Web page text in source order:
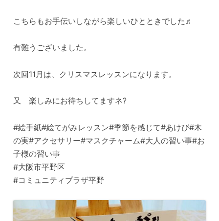
こちらもお手伝いしながら楽しいひとときでした♬
有難うございました。
次回11月は、クリスマスレッスンになります。
又 楽しみにお待ちしてますネ?
#絵手紙#絵てがみレッスン#季節を感じて#あけび#木
の実#アクセサリー#マスクチャーム#大人の習い事#お
子様の習い事
#大阪市平野区
#コミュニティプラザ平野